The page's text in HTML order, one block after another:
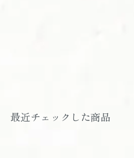
最近チェックした商品